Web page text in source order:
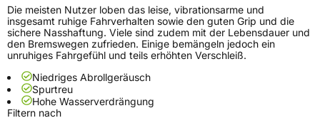
Die meisten Nutzer loben das leise, vibrationsarme und
insgesamt ruhige Fahrverhalten sowie den guten Grip und die
sichere Nasshaftung. Viele sind zudem mit der Lebensdauer und
den Bremswegen zufrieden. Einige bemängeln jedoch ein
unruhiges Fahrgefühl und teils erhöhten Verschleiß.
Niedriges Abrollgeräusch
Spurtreu
Hohe Wasserverdrängung
Filtern nach